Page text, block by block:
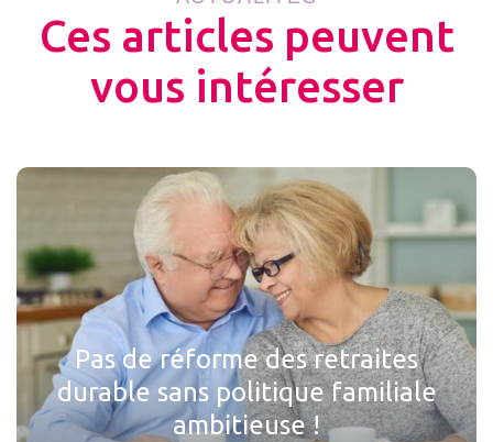
Ces articles peuvent
vous intéresser
Pas de réforme des retraites
durable sans politique familiale
ambitieuse !